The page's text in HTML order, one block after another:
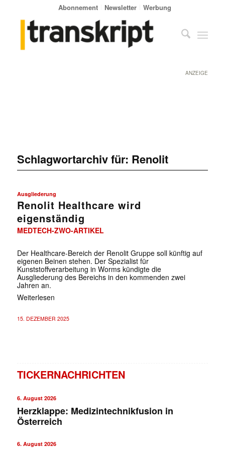
Abonnement Newsletter Werbung
ANZEIGE
Schlagwortarchiv für: Renolit
Ausgliederung
Renolit Healthcare wird
eigenständig
MEDTECH-ZWO-ARTIKEL
Der Healthcare-Bereich der Renolit Gruppe soll künftig auf
eigenen Beinen stehen. Der Spezialist für
Kunststoffverarbeitung in Worms kündigte die
Ausgliederung des Bereichs in den kommenden zwei
Jahren an.
Weiterlesen
15. DEZEMBER 2025
TICKERNACHRICHTEN
6. August 2026
Herzklappe: Medizintechnikfusion in
Österreich
6. August 2026